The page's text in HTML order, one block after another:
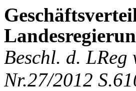
Beschl. d.
Nr.27/2012